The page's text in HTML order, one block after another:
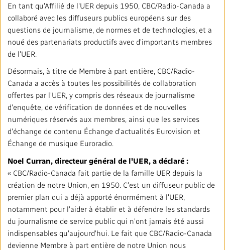
Ombudsman
Services français
Activités dans les communautés
Vie privée
Accès à l'information
Bureau Valeurs et Éthique
Répertoire des médias locaux
#CestAssez
PLAN ET RÉTROACTION SUR L’ACCESSIBILITÉ
©2024 Société Radio‑Canada
En tant qu'Affilié de l'UER depuis 1950, CBC/Radio-Canada a
collaboré avec les diffuseurs publics européens sur des
questions de journalisme, de normes et de technologies, et a
noué des partenariats productifs avec d'importants membres
de l'UER.
Désormais, à titre de Membre à part entière, CBC/Radio-
Canada a accès à toutes les possibilités de collaboration
offertes par l'UER, y compris des réseaux de journalisme
d'enquête, de vérification de données et de nouvelles
numériques réservés aux membres, ainsi que les services
d'échange de contenu Échange d'actualités Eurovision et
Échange de musique Euroradio.
Noel Curran, directeur général de l'UER, a déclaré :
« CBC/Radio-Canada fait partie de la famille UER depuis la
création de notre Union, en 1950. C'est un diffuseur public de
premier plan qui a déjà apporté énormément à l'UER,
notamment pour l'aider à établir et à défendre les standards
du journalisme de service public qui n'ont jamais été aussi
indispensables qu'aujourd'hui. Le fait que CBC/Radio-Canada
devienne Membre à part entière de notre Union nous